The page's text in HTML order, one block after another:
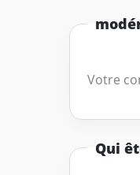
Votre
Qui